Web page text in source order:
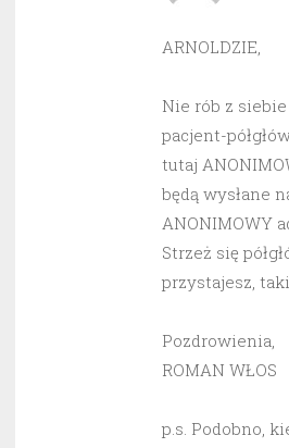
ARNOLDZIE,
Nie rób z
pacjent-
tutaj
będą wysłane
ANONIMOWY
Strzeż się
przystajesz,
Pozdrowienia,
ROMAN WŁOS
p.s. Podobno,